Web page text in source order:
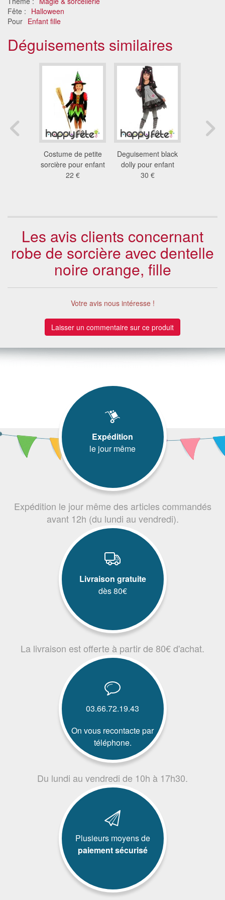
Fête : Halloween
Pour Enfant fille
Déguisements similaires
Costume de petite
sorcière pour enfant
22 €
Deguisement black
dolly pour enfant
30 €
Les avis clients concernant
robe de sorcière avec dentelle
noire orange, fille
Votre avis nous intéresse !
Laisser un commentaire sur ce produit
Expédition
le jour même
Expédition le jour même des articles commandés
avant 12h (du lundi au vendredi).
Livraison gratuite
dès 80€
La livraison est offerte à partir de 80€ d'achat.
03.66.72.19.43
On vous recontacte par
téléphone.
Du lundi au vendredi de 10h à 17h30.
Plusieurs moyens de
paiement sécurisé